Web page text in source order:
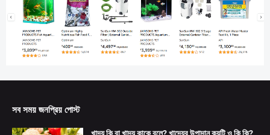
সব সময় জনপ্রিয় পোস্ট